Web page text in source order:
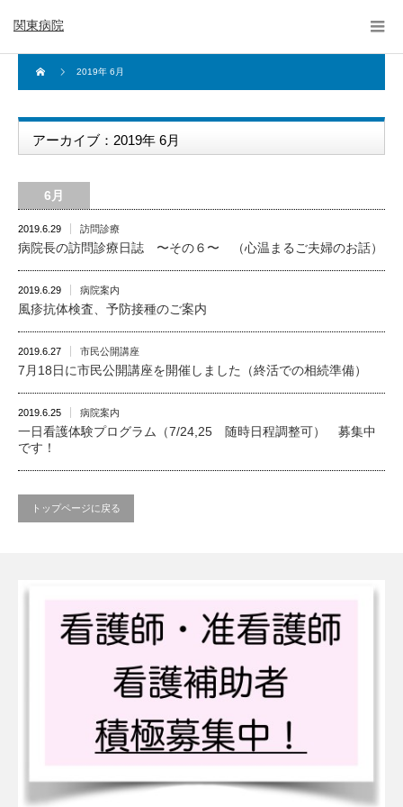
関東病院
2019年 6月
アーカイブ：2019年 6月
6月
2019.6.29 訪問診療
病院長の訪問診療日誌 〜その６〜 （心温まるご夫婦のお話）
2019.6.29 病院案内
風疹抗体検査、予防接種のご案内
2019.6.27 市民公開講座
7月18日に市民公開講座を開催しました（終活での相続準備）
2019.6.25 病院案内
一日看護体験プログラム（7/24,25 随時日程調整可） 募集中
です！
トップページに戻る